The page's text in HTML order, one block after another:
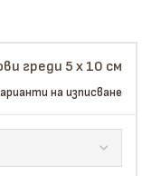
греди 5 x 10 см
на изписване